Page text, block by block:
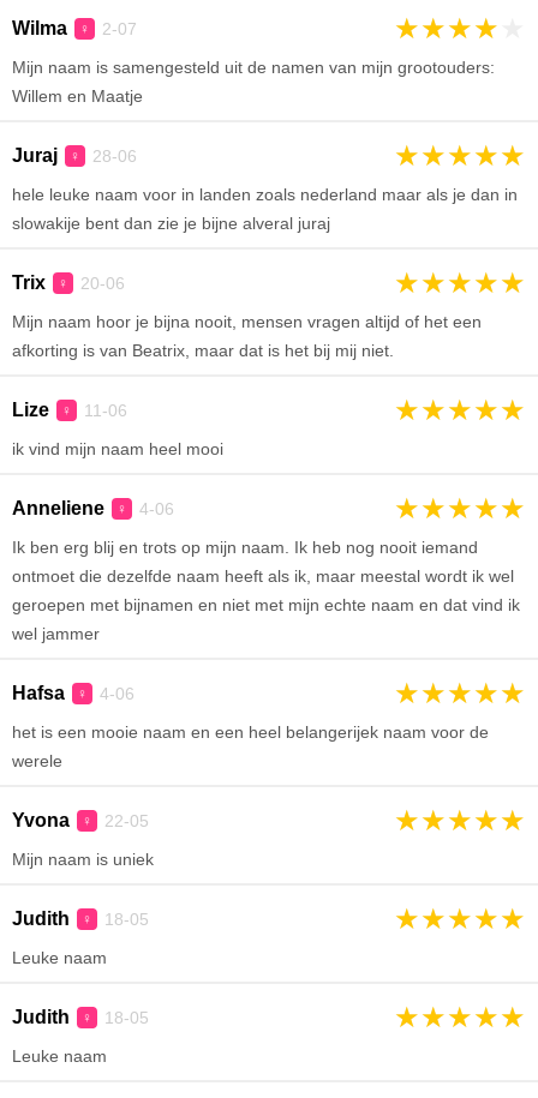
Wilma ♀ 2-07 ★★★★
Mijn naam is samengesteld uit de namen van mijn grootouders:
Willem en Maatje
Juraj ♀ 28-06 ★★★★★
hele leuke naam voor in landen zoals nederland maar als je dan in
slowakije bent dan zie je bijne alveral juraj
Trix ♀ 20-06 ★★★★★
Mijn naam hoor je bijna nooit, mensen vragen altijd of het een
afkorting is van Beatrix, maar dat is het bij mij niet.
Lize ♀ 11-06 ★★★★★
ik vind mijn naam heel mooi
Anneliene ♀ 4-06 ★★★★★
Ik ben erg blij en trots op mijn naam. Ik heb nog nooit iemand
ontmoet die dezelfde naam heeft als ik, maar meestal wordt ik wel
geroepen met bijnamen en niet met mijn echte naam en dat vind ik
wel jammer
Hafsa ♀ 4-06 ★★★★★
het is een mooie naam en een heel belangerijek naam voor de
werele
Yvona ♀ 22-05 ★★★★★
Mijn naam is uniek
Judith ♀ 18-05 ★★★★★
Leuke naam
Judith ♀ 18-05 ★★★★★
Leuke naam